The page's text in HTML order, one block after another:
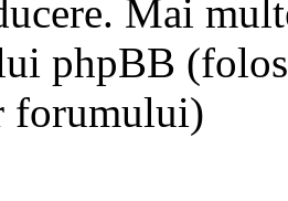
Mai
phpBB
forumului)